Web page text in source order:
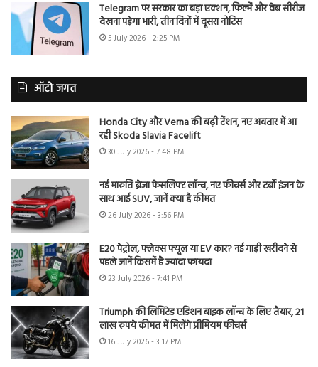
Telegram पर सरकार का बड़ा एक्शन, फिल्में और वेब सीरीज
देखना पड़ेगा भारी, तीन दिनों में दूसरा नोटिस
5 July 2026 - 2:25 PM
ऑटो जगत
Honda City और Verna की बढ़ी टेंशन, नए अवतार में आ
रही Skoda Slavia Facelift
30 July 2026 - 7:48 PM
नई मारुति ब्रेजा फेसलिफ्ट लॉन्च, नए फीचर्स और टर्बो इंजन के
साथ आई SUV, जानें क्या है कीमत
26 July 2026 - 3:56 PM
E20 पेट्रोल, फ्लेक्स फ्यूल या EV कार? नई गाड़ी खरीदने से
पहले जानें किसमें है ज्यादा फायदा
23 July 2026 - 7:41 PM
Triumph की लिमिटेड एडिशन बाइक लॉन्च के लिए तैयार, 21
लाख रुपये कीमत में मिलेंगे प्रीमियम फीचर्स
16 July 2026 - 3:17 PM